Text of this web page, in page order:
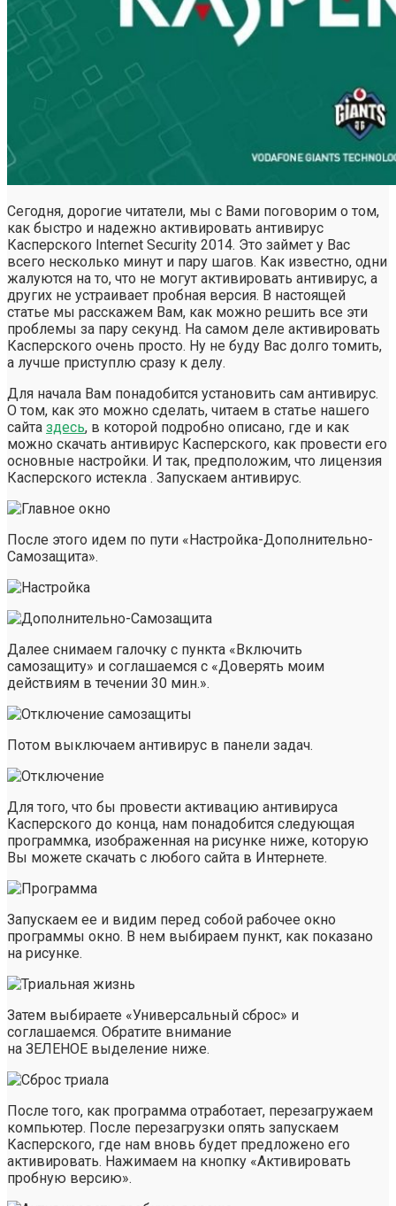
Сегодня, дорогие читатели, мы с Вами поговорим о том,
как быстро и надежно активировать антивирус
Касперского Internet Security 2014. Это займет у Вас
всего несколько минут и пару шагов. Как известно, одни
жалуются на то, что не могут активировать антивирус, а
других не устраивает пробная версия. В настоящей
статье мы расскажем Вам, как можно решить все эти
проблемы за пару секунд. На самом деле активировать
Касперского очень просто. Ну не буду Вас долго томить,
а лучше приступлю сразу к делу.
Для начала Вам понадобится установить сам антивирус.
О том, как это можно сделать, читаем в статье нашего
сайта здесь, в которой подробно описано, где и как
можно скачать антивирус Касперского, как провести его
основные настройки. И так, предположим, что лицензия
Касперского истекла . Запускаем антивирус.
После этого идем по пути «Настройка-Дополнительно-
Самозащита».
Далее снимаем галочку с пункта «Включить
самозащиту» и соглашаемся с «Доверять моим
действиям в течении 30 мин.».
Потом выключаем антивирус в панели задач.
Для того, что бы провести активацию антивируса
Касперского до конца, нам понадобится следующая
программка, изображенная на рисунке ниже, которую
Вы можете скачать с любого сайта в Интернете.
Запускаем ее и видим перед собой рабочее окно
программы окно. В нем выбираем пункт, как показано
на рисунке.
Затем выбираете «Универсальный сброс» и
соглашаемся. Обратите внимание
на ЗЕЛЕНОЕ выделение ниже.
После того, как программа отработает, перезагружаем
компьютер. После перезагрузки опять запускаем
Касперского, где нам вновь будет предложено его
активировать. Нажимаем на кнопку «Активировать
пробную версию».